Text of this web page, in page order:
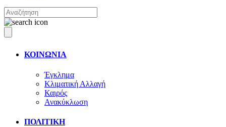
ΚΟΙΝΩΝΙΑ
Έγκλημα
Κλιματική Αλλαγή
Καιρός
Ανακύκλωση
ΠΟΛΙΤΙΚΗ